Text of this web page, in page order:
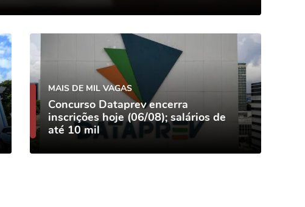
MAIS DE MIL VAGAS
Concurso Dataprev encerra
inscrições hoje (06/08); salários de
até 10 mil